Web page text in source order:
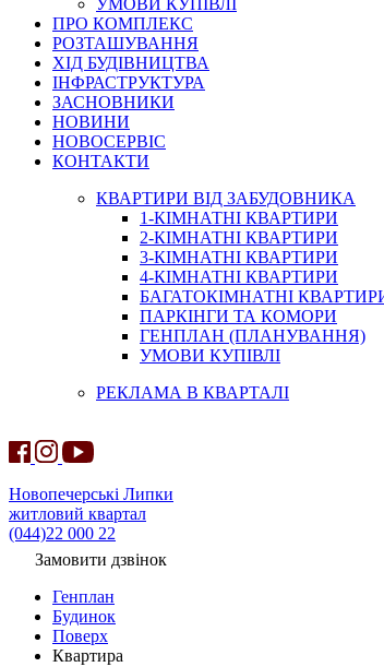
УМОВИ КУПІВЛІ
ПРО КОМПЛЕКС
РОЗТАШУВАННЯ
ХІД БУДІВНИЦТВА
ІНФРАСТРУКТУРА
ЗАСНОВНИКИ
НОВИНИ
НОВОСЕРВІС
КОНТАКТИ
КВАРТИРИ ВІД ЗАБУДОВНИКА
1-КІМНАТНІ КВАРТИРИ
2-КІМНАТНІ КВАРТИРИ
3-КІМНАТНІ КВАРТИРИ
4-КІМНАТНІ КВАРТИРИ
БАГАТОКІМНАТНІ
ПАРКІНГИ ТА КОМОРИ
ГЕНПЛАН (ПЛАНУВАННЯ)
УМОВИ КУПІВЛІ
РЕКЛАМА В КВАРТАЛІ
Новопечерські Липки
житловий квартал
(044)22 000 22
Замовити дзвінок
Генплан
Будинок
Поверх
Квартира